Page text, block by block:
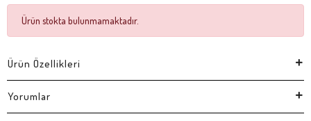
Ürün stokta bulunmamaktadır.
Ürün Özellikleri
Yorumlar